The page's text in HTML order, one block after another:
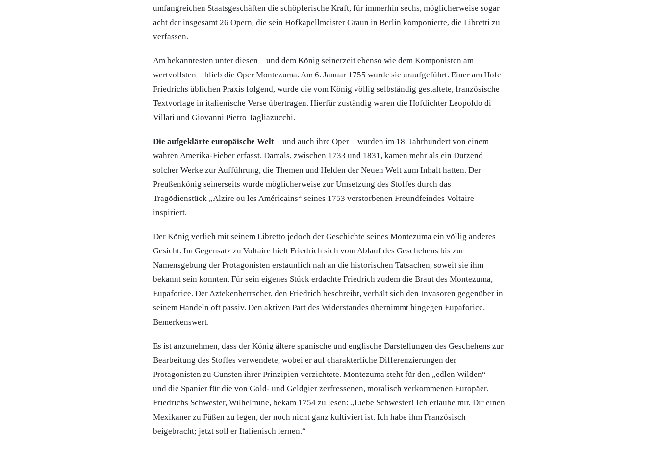
umfangreichen Staatsgeschäften die schöpferische Kraft, für immerhin sechs, möglicherweise sogar
acht der insgesamt 26 Opern, die sein Hofkapellmeister Graun in Berlin komponierte, die Libretti zu
verfassen.
Am bekanntesten unter diesen – und dem König seinerzeit ebenso wie dem Komponisten am
wertvollsten – blieb die Oper Montezuma. Am 6. Januar 1755 wurde sie uraufgeführt. Einer am Hofe
Friedrichs üblichen Praxis folgend, wurde die vom König völlig selbständig gestaltete, französische
Textvorlage in italienische Verse übertragen. Hierfür zuständig waren die Hofdichter Leopoldo di
Villati und Giovanni Pietro Tagliazucchi.
Die aufgeklärte europäische Welt – und auch ihre Oper – wurden im 18. Jahrhundert von einem
wahren Amerika-Fieber erfasst. Damals, zwischen 1733 und 1831, kamen mehr als ein Dutzend
solcher Werke zur Aufführung, die Themen und Helden der Neuen Welt zum Inhalt hatten. Der
Preußenkönig seinerseits wurde möglicherweise zur Umsetzung des Stoffes durch das
Tragödienstück „Alzire ou les Américains“ seines 1753 verstorbenen Freundfeindes Voltaire
inspiriert.
Der König verlieh mit seinem Libretto jedoch der Geschichte seines Montezuma ein völlig anderes
Gesicht. Im Gegensatz zu Voltaire hielt Friedrich sich vom Ablauf des Geschehens bis zur
Namensgebung der Protagonisten erstaunlich nah an die historischen Tatsachen, soweit sie ihm
bekannt sein konnten. Für sein eigenes Stück erdachte Friedrich zudem die Braut des Montezuma,
Eupaforice. Der Aztekenherrscher, den Friedrich beschreibt, verhält sich den Invasoren gegenüber in
seinem Handeln oft passiv. Den aktiven Part des Widerstandes übernimmt hingegen Eupaforice.
Bemerkenswert.
Es ist anzunehmen, dass der König ältere spanische und englische Darstellungen des Geschehens zur
Bearbeitung des Stoffes verwendete, wobei er auf charakterliche Differenzierungen der
Protagonisten zu Gunsten ihrer Prinzipien verzichtete. Montezuma steht für den „edlen Wilden“ –
und die Spanier für die von Gold- und Geldgier zerfressenen, moralisch verkommenen Europäer.
Friedrichs Schwester, Wilhelmine, bekam 1754 zu lesen: „Liebe Schwester! Ich erlaube mir, Dir einen
Mexikaner zu Füßen zu legen, der noch nicht ganz kultiviert ist. Ich habe ihm Französisch
beigebracht; jetzt soll er Italienisch lernen.“